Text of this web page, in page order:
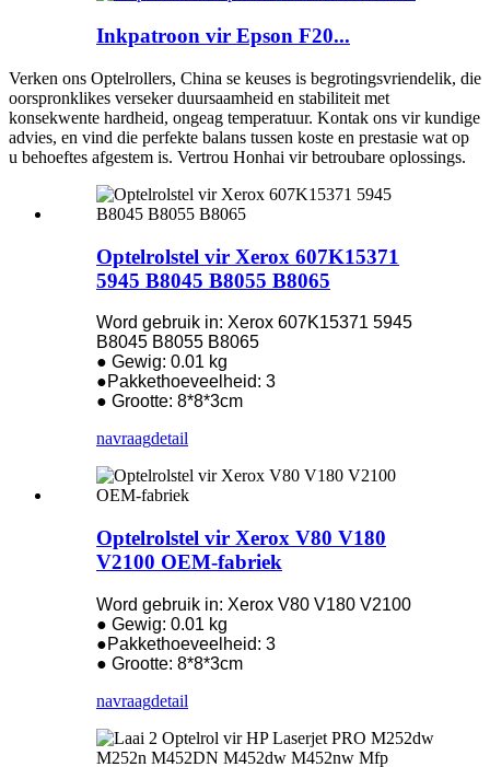
Inkpatroon vir Epson F20...
Verken ons Optelrollers, China se keuses is begrotingsvriendelik, die
oorspronklikes verseker duursaamheid en stabiliteit met
konsekwente hardheid, ongeag temperatuur. Kontak ons ​​vir kundige
advies, en vind die perfekte balans tussen koste en prestasie wat op
u behoeftes afgestem is. Vertrou Honhai vir betroubare oplossings.
Optelrolstel vir Xerox 607K15371
5945 B8045 B8055 B8065
Word gebruik in: Xerox 607K15371 5945
B8045 B8055 B8065
● Gewig: 0.01 kg
●Pakkethoeveelheid: 3
● Grootte: 8*8*3cm
navraagdetail
Optelrolstel vir Xerox V80 V180
V2100 OEM-fabriek
Word gebruik in: Xerox V80 V180 V2100
● Gewig: 0.01 kg
●Pakkethoeveelheid: 3
● Grootte: 8*8*3cm
navraagdetail